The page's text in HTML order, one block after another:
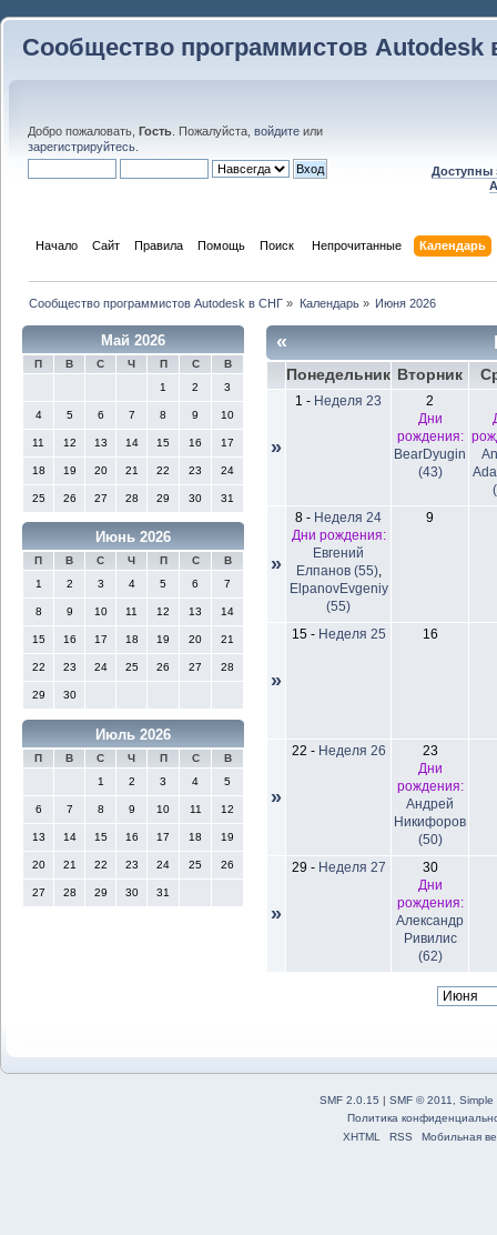
Сообщество программистов Autodesk
Добро пожаловать, Гость . Пожалуйста, войдите или
зарегистрируйтесь
Доступны
Начало Сайт Правила Помощь Поиск Непрочитанные Календарь
Сообщество программистов Autodesk в СНГ » Календарь» Июня 2026
Май 2026
П В С Ч П С
В
1
2 3
4 5 6 7 8 9 10
11 12 13 14 15 16 17
18 19 20 21 22 23 24
25 26 27 28 29 30 31
Июнь 2026
П В С Ч П С
В
1
2 3 4 5 6 7
8 9 10 11 12 13 14
15 16 17 18 19 20 21
22 23 24 25 26 27 28
29 30
Июль 2026
П В С Ч П С
В
1
2 3 4 5
6 7 8 9 10 11 12
13 14 15 16 17 18 19
20 21 22 23 24 25 26
27 28 29 30 31
«
Понедельник Вторник
»
1 - Неделя 23
2
Дни
рождения:
BearDyugin
(43)
»
8 - Неделя 24
Дни рождения:
Евгений
Елпанов (55),
ElpanovEvgeniy
(55)
9
»
15- Неделя 25 16
»
22 - Неделя 26
23
Дни
рождения:
Андрей
Никифоров
(50)
»
29 - Неделя 27
30
Дни
рождения:
Александр
Ривилис
(62)
SMF 2.0.15 | SMF © 2011, Simple
Политика
XHTML
RSS Мобильная